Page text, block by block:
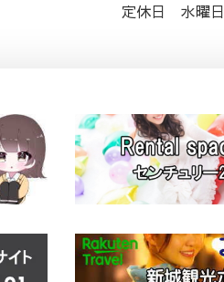
定休日 水曜日